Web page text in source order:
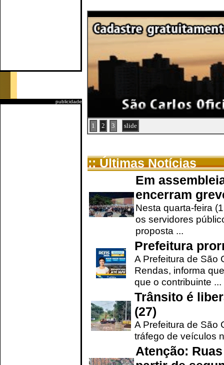
publicidade
1 2 3 slide
:: Últimas Notícias
Em
encerram
Nesta quarta-feira
os servidores
proposta ...
Prefeitura
A Prefeitura de São
Rendas, informa
que o contribuinte ...
Trânsito é
(27)
A Prefeitura de São
tráfego de veículos
Atenção: